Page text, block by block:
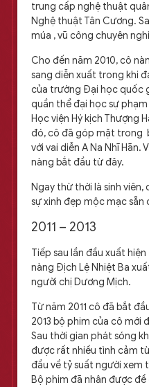
trung cấp nghệ thuật
Nghệ thuật Tân Cương.
múa , vũ công chuyên
Cho đến năm 2010, cô
sang diễn xuất trong khi
của trường Đại học quốc
quần thể đại học sự
Học viện Hý kịch Thượng
đó, cô đã góp mặt trong
với vai diễn A Na Nhĩ Hãn.
nàng bắt đầu từ đây.
Ngay thừ thời là sinh
sự xinh đẹp mộc mạc sẵn
2011 – 2013
Tiếp sau lần đầu xuất
nàng Địch Lệ Nhiệt Ba
người chị Dương Mịch.
Từ năm 2011 cô đã bắt
2013 bộ phim của cô mới
Sau thời gian phát sóng
được rất nhiều tình cảm
đầu về tỷ suất người xem
Bộ phim đã nhân được